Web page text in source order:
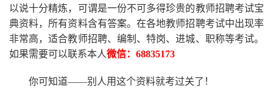
以说十分精炼，可谓是一份不可多得珍贵的教师招聘考试宝
典资料，所有资料含有答案。在各地教师招聘考试中出现率
非常高，适合教师招聘、编制、特岗、进城、职称等考试。
如果需要可以联系本人微信： 68835173
你可知道——别人用这个资料就考过关了！